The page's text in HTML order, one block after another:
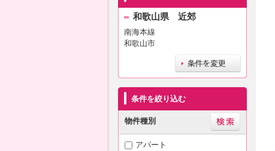
和歌山県 近郊
南海本線
和歌山市
条件を絞り込む
物件種別
アパート